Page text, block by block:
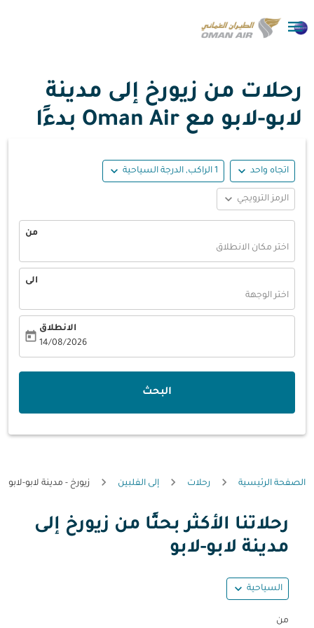

رحلات من زيورخ إلى مدينة
لابو-لابو مع Oman Air بدءًا
اتجاه واحد expand_more 1 الراكب, الدرجة السياحية expand_more
الرمز الترويجي expand_more
من
اختر مكان الانطلاق
الى
اختر الوجهة
الانطلاق
14/08/2026
today
البحث
الصفحة الرئيسية رحلات إلى الفلبين زيورخ - مدينة لابو-لابو
رحلاتنا الأكثر بحثًا من زيورخ إلى
مدينة لابو-لابو
السياحية expand_more
من
حاول تحديث الرحلة (مغادرة و/أو وجهة) أو التفاعل مع